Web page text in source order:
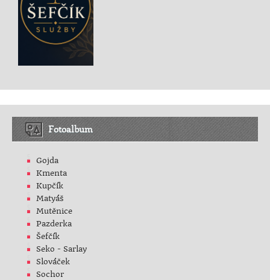
Fotoalbum
Gojda
Kmenta
Kupčík
Matyáš
Mutěnice
Pazderka
Šefčík
Seko - Sarlay
Slováček
Sochor